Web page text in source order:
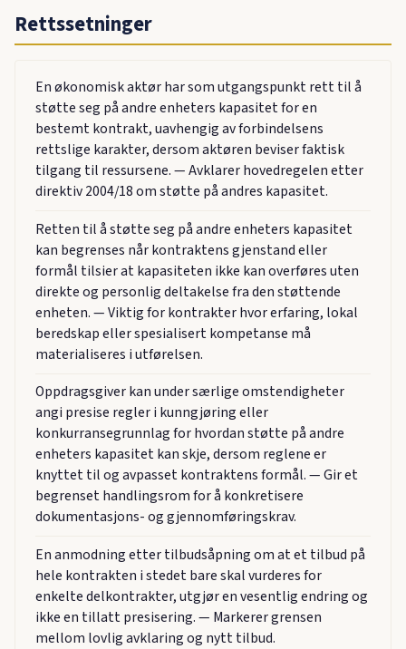
Rettssetninger
En økonomisk aktør har som utgangspunkt rett til å
støtte seg på andre enheters kapasitet for en
bestemt kontrakt, uavhengig av forbindelsens
rettslige karakter, dersom aktøren beviser faktisk
tilgang til ressursene. — Avklarer hovedregelen etter
direktiv 2004/18 om støtte på andres kapasitet.
Retten til å støtte seg på andre enheters kapasitet
kan begrenses når kontraktens gjenstand eller
formål tilsier at kapasiteten ikke kan overføres uten
direkte og personlig deltakelse fra den støttende
enheten. — Viktig for kontrakter hvor erfaring, lokal
beredskap eller spesialisert kompetanse må
materialiseres i utførelsen.
Oppdragsgiver kan under særlige omstendigheter
angi presise regler i kunngjøring eller
konkurransegrunnlag for hvordan støtte på andre
enheters kapasitet kan skje, dersom reglene er
knyttet til og avpasset kontraktens formål. — Gir et
begrenset handlingsrom for å konkretisere
dokumentasjons- og gjennomføringskrav.
En anmodning etter tilbudsåpning om at et tilbud på
hele kontrakten i stedet bare skal vurderes for
enkelte delkontrakter, utgjør en vesentlig endring og
ikke en tillatt presisering. — Markerer grensen
mellom lovlig avklaring og nytt tilbud.